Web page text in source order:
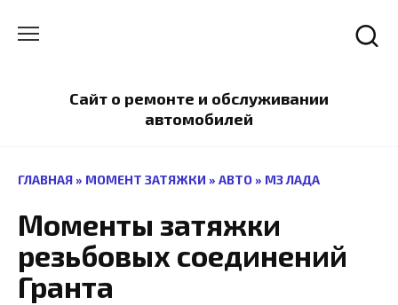
содержанию
Сайт о ремонте и обслуживании
автомобилей
ГЛАВНАЯ » МОМЕНТ ЗАТЯЖКИ » АВТО » МЗ ЛАДА
Моменты затяжки
резьбовых соединений
Гранта